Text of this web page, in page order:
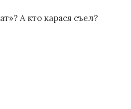
А кто карася съел?